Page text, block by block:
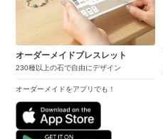
オーダーメイドブレスレット
230種以上の石で自由にデザイン
オーダーメイドをアプリでも！